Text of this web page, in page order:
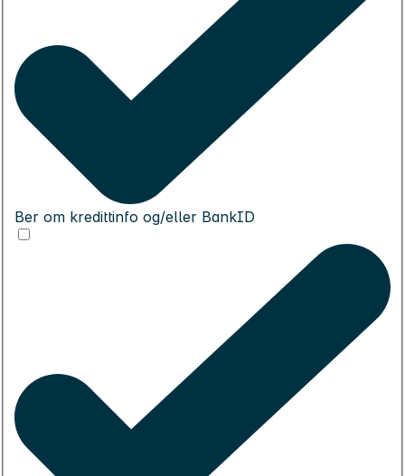
Ber om kredittinfo og/eller BankID